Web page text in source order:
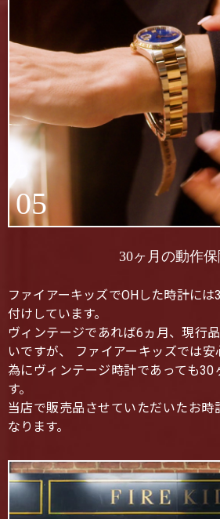
05
30ヶ月の動作
ファイアーキッズでOHした時計に
付けしています。
ヴィンテージであれば6ヵ月、現行
いですが、 ファイアーキッズでは安
為にヴィンテージ時計であっても30
す。
当店で販売品させていただいたお時
なります。